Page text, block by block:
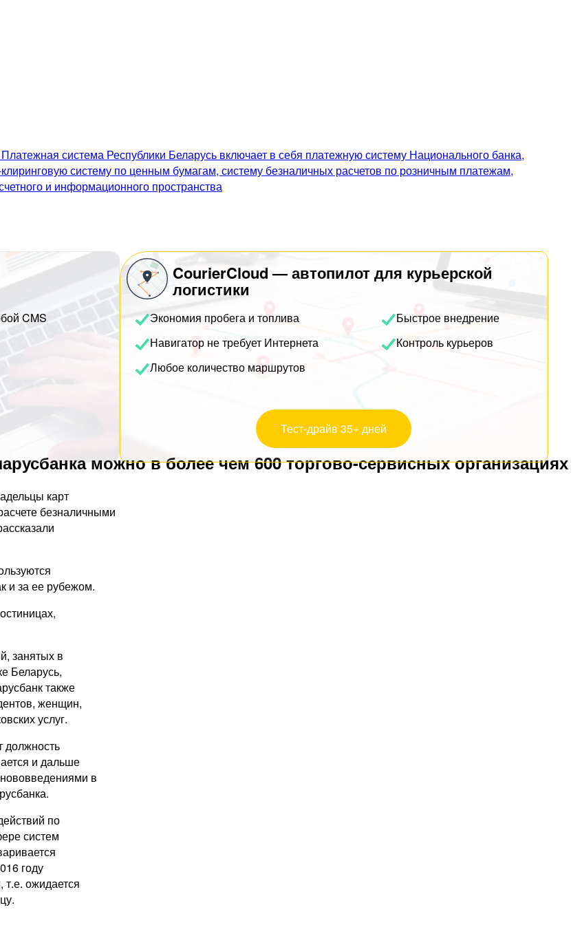
система Республики Беларусь включает в себя платежную систему Национального банка,
систему по ценным бумагам, систему безналичных расчетов по розничным платежам,
и информационного пространства
CMS
CourierCloud — автопилот для курьерской
логистики
Экономия пробега и топлива
Быстрое внедрение
Навигатор не требует Интернета
Контроль курьеров
Любое количество маршрутов
Тест-драйв 35+ дней
можно в более чем 600 торгово-сервисных организациях
карт
безналичными
и за ее рубежом.
занятых в
Беларусь,
также
женщин,
услуг.
должность
и дальше
в
по
систем
году
ожидается